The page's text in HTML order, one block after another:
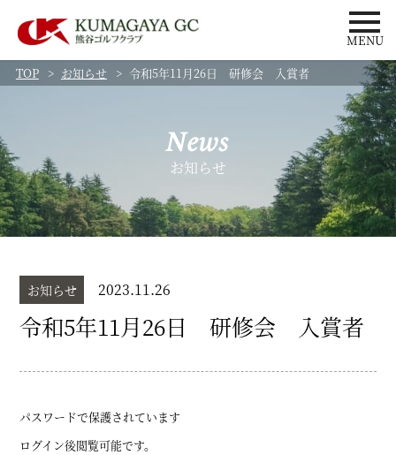
MENU
TOP
お知らせ 令和5年11月26日 研修会 入賞者
News
お知らせ
お知らせ 2023.11.26
令和5年11月26日 研修会 入賞者
パスワードで保護されています
ログイン後閲覧可能です。